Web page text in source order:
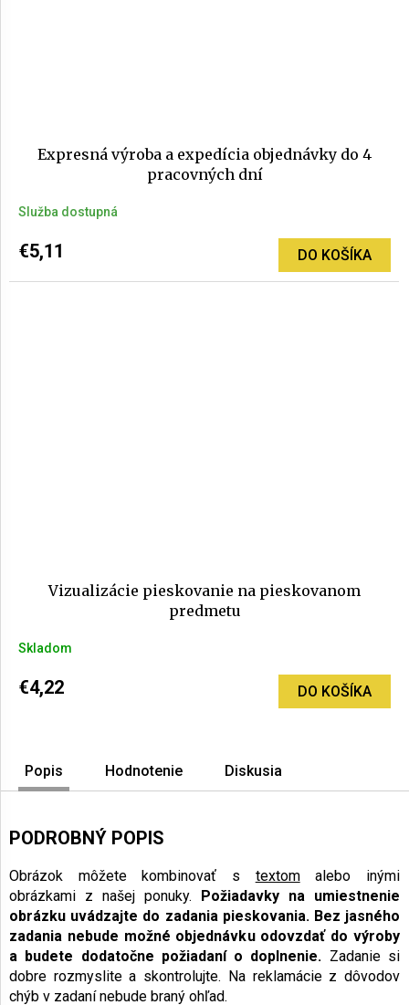
Expresná výroba a expedícia objednávky do 4
pracovných dní
Služba dostupná
€5,11 DO KOŠÍKA
Vizualizácie pieskovanie na pieskovanom
predmetu
Skladom
€4,22 DO KOŠÍKA
Popis Hodnotenie Diskusia
PODROBNÝ POPIS
Obrázok môžete kombinovať s textomalebo inými
obrázkami z našej ponuky. Požiadavky na umiestnenie
obrázku uvádzajte do zadania pieskovania. Bez jasného
zadania nebude možné objednávku odovzdať do výroby
a budete dodatočne požiadaní o doplnenie. Zadanie si
dobre rozmyslite a skontrolujte. Na reklamácie z dôvodov
chýb v zadaní nebude braný ohľad.